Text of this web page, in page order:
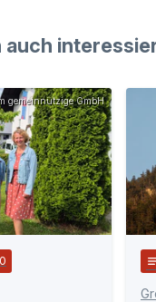
auch
gemeinnützige GmbH